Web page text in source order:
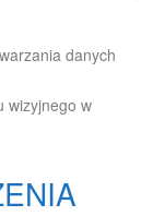
danych
wizyjnego w